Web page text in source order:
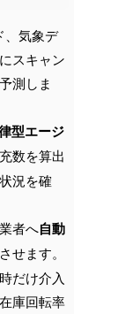
、気象デ
スキャン
測しま
律型エージ
数を算出
況を確
者へ自動
させます。
だけ介入
庫回転率